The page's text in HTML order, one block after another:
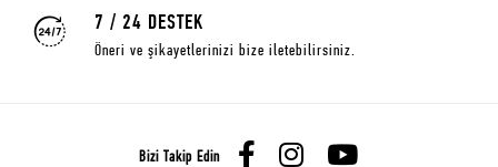
7 / 24 DESTEK
Öneri ve şikayetlerinizi bize iletebilirsiniz.
Bizi Takip Edin